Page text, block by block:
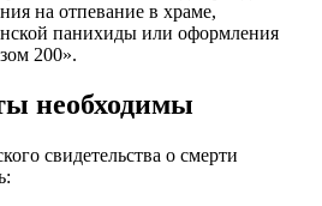
на отпевание в храме,
панихиды или оформления
200».
необходимы
свидетельства о смерти